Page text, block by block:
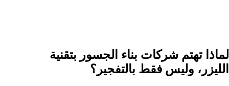
لماذا تهتم شركات بناء الجسور بتقنية
الليزر، وليس فقط بالتفجير؟